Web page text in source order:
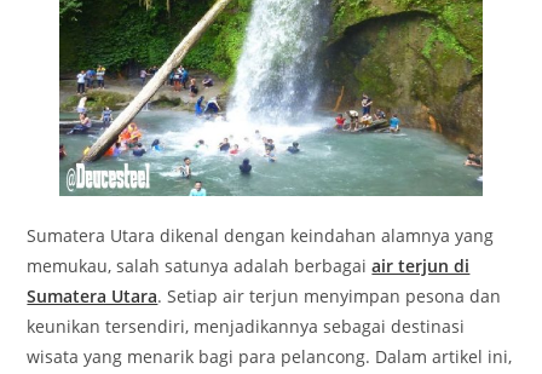
Sumatera Utara dikenal dengan keindahan alamnya yang
memukau, salah satunya adalah berbagaiair terjun di
Sumatera Utara. Setiap air terjun menyimpan pesona dan
keunikan tersendiri, menjadikannya sebagai destinasi
wisata yang menarik bagi para pelancong. Dalam artikel ini,